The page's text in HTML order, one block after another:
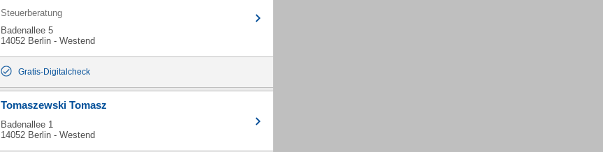
Steuerberatung
Badenallee 5
14052 Berlin - Westend
Gratis-Digitalcheck
Tomaszewski Tomasz
Badenallee 1
14052 Berlin - Westend